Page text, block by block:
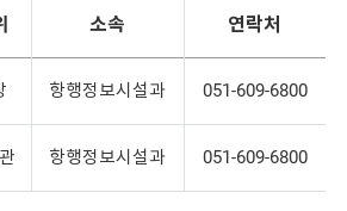
소속 연락처
항행정보시설과 051-609-6800
항행정보시설과 051-609-6800